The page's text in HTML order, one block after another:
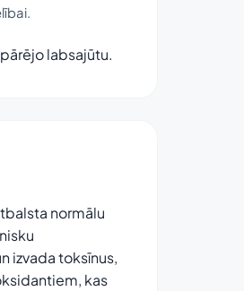
labsajūtu.
normālu
izvada toksīnus,
kas